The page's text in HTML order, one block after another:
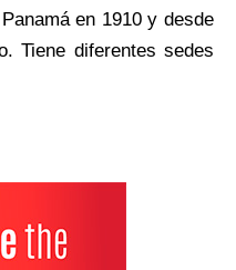
en 1910 y desde
Tiene diferentes sedes